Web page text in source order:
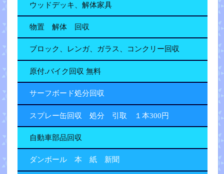
ウッドデッキ、解体家具
物置 解体 回収
ブロック、レンガ、ガラス、コンクリー回収
原付.バイク回収 無料
サーフボード処分回収
スプレー缶回収 処分 引取 １本300円
自動車部品回収
ダンボール 本 紙 新聞